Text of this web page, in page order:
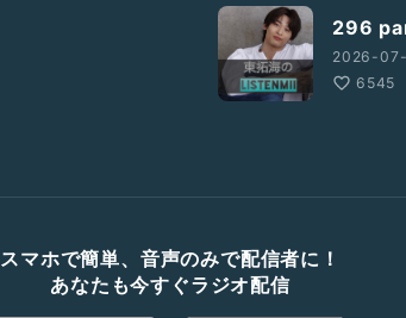
296
2026-
6545
スマホで簡単、音声のみで配信者に！
あなたも今すぐラジオ配信